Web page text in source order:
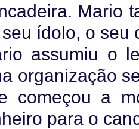
Mario
ídolo, o seu
assumiu o
organização
começou a
para o